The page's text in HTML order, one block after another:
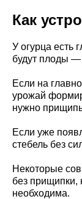
Как
У огурца есть
будут плоды —
Если на
урожай
нужно
Если уже
стебель без
Некоторые
без прищипки,
необходима.